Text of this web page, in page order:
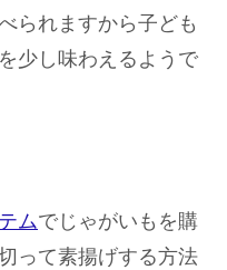
られますから子ども
少し味わえるようで
ムでじゃがいもを購
って素揚げする方法